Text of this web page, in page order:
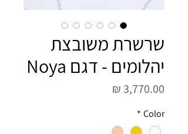
שרשרת משובצת
יהלומים - דגם Noya
Color
*